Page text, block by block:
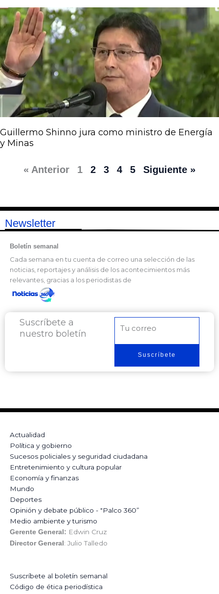
Guillermo Shinno jura como ministro de Energía
y Minas
« Anterior 1 2 3 4 5 Siguiente »
Newsletter
Boletín semanal
Cada semana en tu cuenta de correo una selección de las
noticias, reportajes y análisis de los acontecimientos más
relevantes, gracias a los periodistas de
Suscríbete a
nuestro boletín
electrónico
Suscríbete
Actualidad
Política y gobierno
Sucesos policiales y seguridad ciudadana
Entretenimiento y cultura popular
Economía y finanzas
Mundo
Deportes
Opinión y debate público - "Palco 360”
Medio ambiente y turismo
Gerente General: Edwin Cruz
Director General : Julio Talledo
Suscríbete al boletín semanal
Código de ética periodística